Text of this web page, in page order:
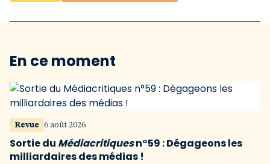
En ce moment
Revue 6 août 2026
Sortie du Médiacritiquesn°59 : Dégageons les
milliardaires des médias !